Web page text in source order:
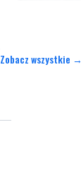
Zobacz wszystkie →